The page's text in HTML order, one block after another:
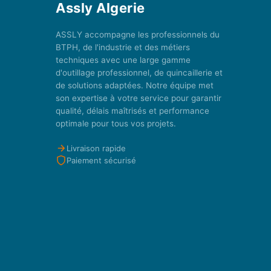
Assly Algerie
ASSLY accompagne les professionnels du
BTPH, de l'industrie et des métiers
techniques avec une large gamme
d'outillage professionnel, de quincaillerie et
de solutions adaptées. Notre équipe met
son expertise à votre service pour garantir
qualité, délais maîtrisés et performance
optimale pour tous vos projets.
Livraison rapide
Paiement sécurisé